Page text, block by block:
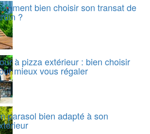
bien choisir son transat de
?
à pizza extérieur : bien choisir
mieux vous régaler
parasol bien adapté à son